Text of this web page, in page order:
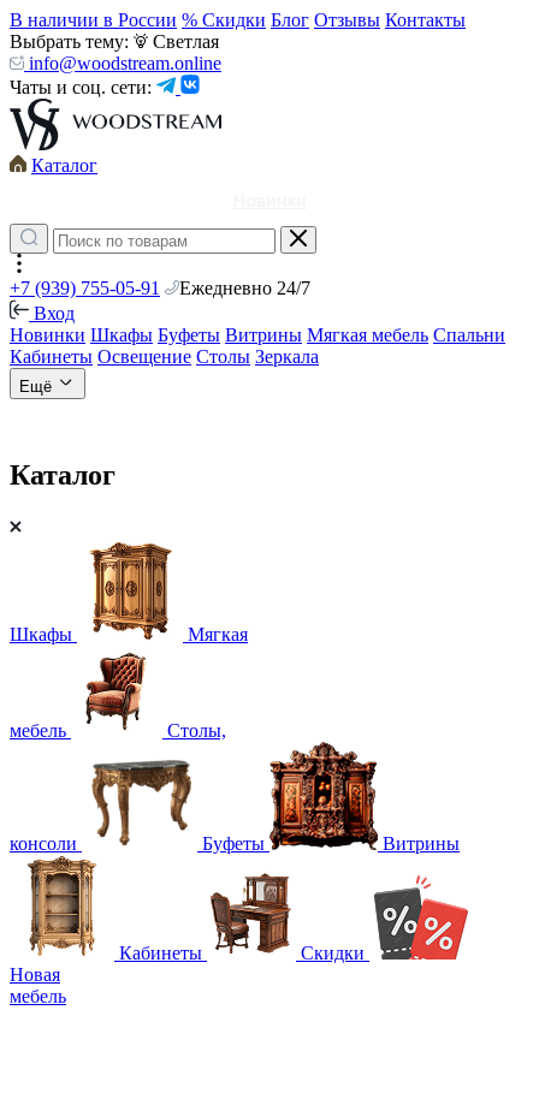
В наличии в России % Скидки Блог Отзывы Контакты
Выбрать тему:
Светлая
info@woodstream.online
Чаты и соц. сети:
Каталог
+7 (939) 755-05-91
Ежедневно 24/7
Вход
Новинки Шкафы Буфеты Витрины Мягкая мебель Спальни
Кабинеты Освещение Столы Зеркала
Ещё
Каталог
Шкафы Мягкая
мебель Столы,
консоли Буфеты Витрины
Кабинеты
Скидки
Новая
мебель